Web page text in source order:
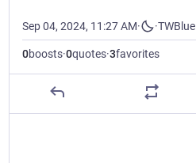
Sep 04, 2024, 11:27 AM· ·TWBlue
0boosts·0quotes·3favorites